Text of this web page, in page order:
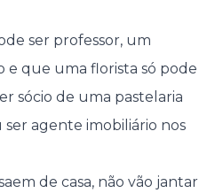
ser professor, um
e que uma florista só pode
sócio de uma pastelaria
agente imobiliário nos
de casa, não vão jantar